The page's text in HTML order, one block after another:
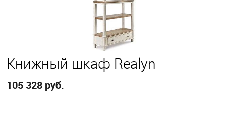
Книжный шкаф Realyn
105 328 руб.